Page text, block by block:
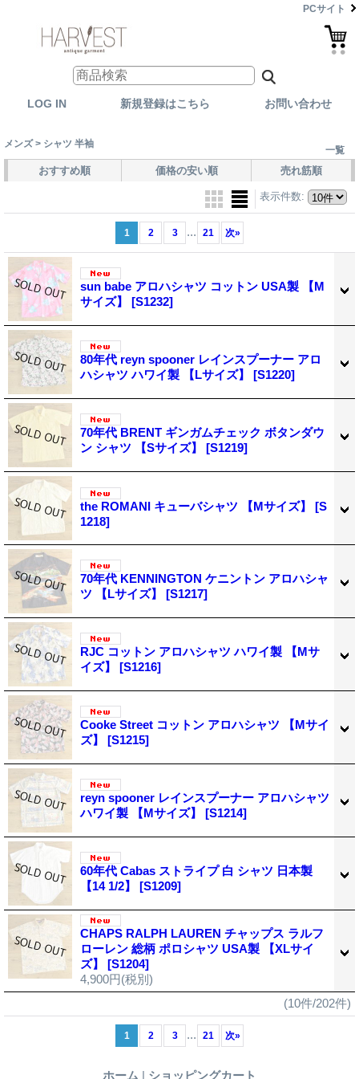
PCサイト
LOG IN 新規登録はこちら お問い合わせ
メンズ > シャツ 半袖
一覧
おすすめ順 価格の安い順 売れ筋順
表示件数:
1 2 3 ... 21 次»
sun babe アロハシャツ コットン USA製 【M
サイズ】 [S1232]
80年代 reyn spooner レインスプーナー アロ
ハシャツ ハワイ製 【Lサイズ】 [S1220]
70年代 BRENT ギンガムチェック ボタンダウ
ン シャツ 【Sサイズ】 [S1219]
the ROMANI キューバシャツ 【Mサイズ】 [S
1218]
70年代 KENNINGTON ケニントン アロハシャ
ツ 【Lサイズ】 [S1217]
RJC コットン アロハシャツ ハワイ製 【Mサ
イズ】 [S1216]
Cooke Street コットン アロハシャツ 【Mサイ
ズ】 [S1215]
reyn spooner レインスプーナー アロハシャツ
ハワイ製 【Mサイズ】 [S1214]
60年代 Cabas ストライプ 白 シャツ 日本製
【14 1/2】 [S1209]
CHAPS RALPH LAUREN チャップス ラルフ
ローレン 総柄 ポロシャツ USA製 【XLサイ
ズ】 [S1204]
4,900円(税別)
(10件/202件)
1 2 3 ... 21 次»
ホーム | ショッピングカート